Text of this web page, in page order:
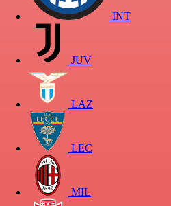
INT
JUV
LAZ
LEC
MIL